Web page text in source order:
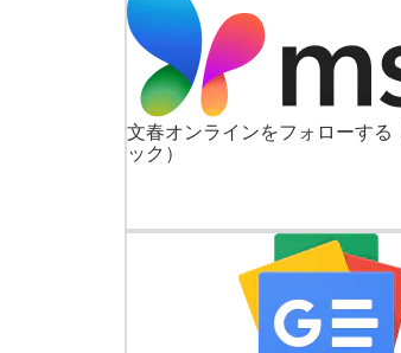
文春オンラインをフォローする
ック）